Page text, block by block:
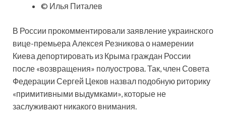
© Илья Питалев
В России прокомментировали заявление украинского
вице-премьера Алексея Резникова о намерении
Киева депортировать из Крыма граждан России
после «возвращения» полуострова. Так, член Совета
Федерации Сергей Цеков назвал подобную риторику
«примитивными выдумками», которые не
заслуживают никакого внимания.